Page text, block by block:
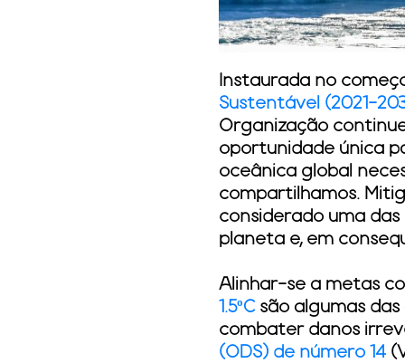
Instaurada no
Sustentável (2021-
Organização
oportunidade única
oceânica global
compartilhamos.
considerado uma
planeta e, em
Alinhar-se a metas
1.5ºCsão algumas das
combater danos
(ODS) de número 14